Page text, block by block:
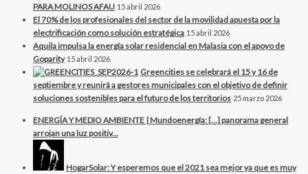
PARA MOLINOS AFAU 15 abril 2026
El 70% de los profesionales del sector de la movilidad apuesta por la
electrificación como solución estratégica 15 abril 2026
Aquila impulsa la energía solar residencial en Malasia con el apoyo de
Goparity 15 abril 2026
Greencities se celebrará el 15 y 16 de
septiembre y reunirá a gestores municipales con el objetivo de definir
soluciones sostenibles para el futuro de los territorios 25 marzo 2026
ENERGÍA Y MEDIO AMBIENTE | Mundoenergía: […] panorama general
arrojan una luz positiv...
HogarSolar: Y esperemos que el 2021 sea mejor ya que es muy